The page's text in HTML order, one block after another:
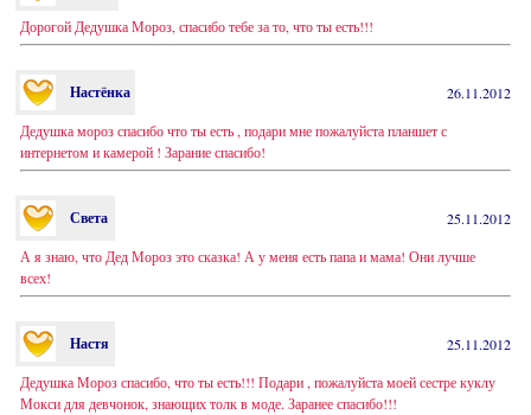
Дорогой Дедушка Мороз, спасибо тебе за то, что ты есть!!!
Настёнка
26.11.2012
Дедушка мороз спасибо что ты есть , подари мне пожалуйста планшет с
интернетом и камерой ! Зарание спасибо!
Света
25.11.2012
А я знаю, что Дед Мороз это сказка! А у меня есть папа и мама! Они лучше
всех!
Настя
25.11.2012
Дедушка Мороз спасибо, что ты есть!!! Подари , пожалуйста моей сестре куклу
Мокси для девчонок, знающих толк в моде. Заранее спасибо!!!